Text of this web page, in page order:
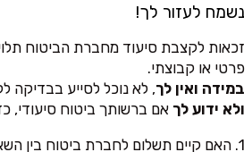
נשמח לעזור לך!
זכאות לקצבת סיעוד מחברת הביטוח
פרטי או קבוצתי.
במידה ואין לך, לא נוכל לסייע בבדיקה
ולא ידוע לך אם ברשותך ביטוח סיעודי,
1. האם קיים תשלום לחברת ביטוח בין